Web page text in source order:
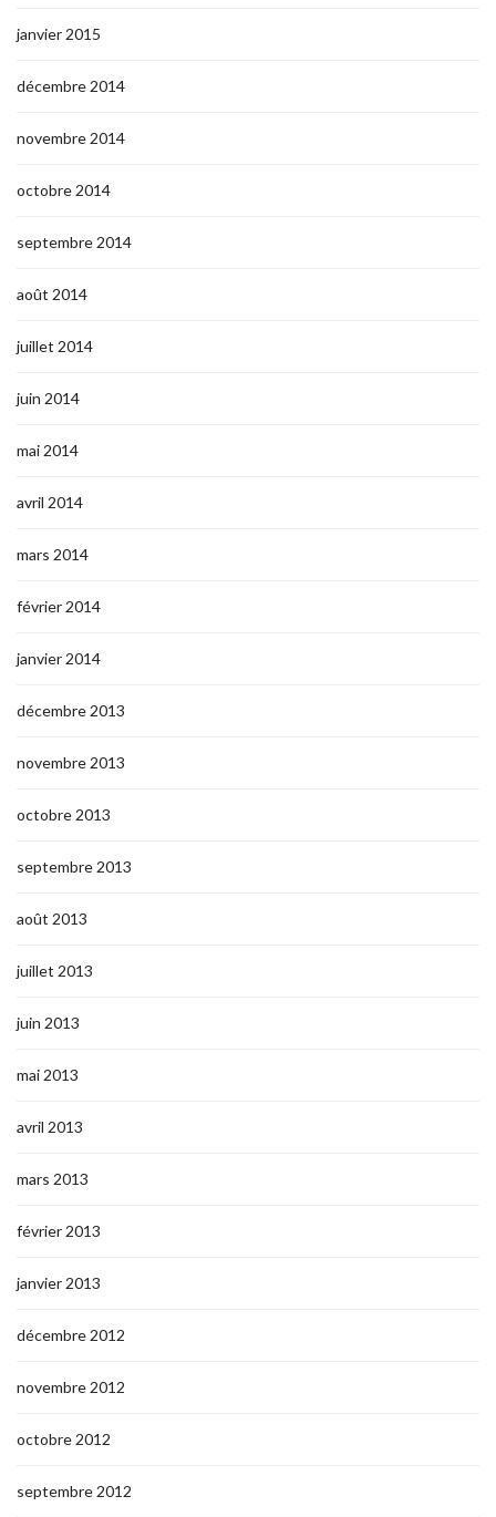
janvier 2015
décembre 2014
novembre 2014
octobre 2014
septembre 2014
août 2014
juillet 2014
juin 2014
mai 2014
avril 2014
mars 2014
février 2014
janvier 2014
décembre 2013
novembre 2013
octobre 2013
septembre 2013
août 2013
juillet 2013
juin 2013
mai 2013
avril 2013
mars 2013
février 2013
janvier 2013
décembre 2012
novembre 2012
octobre 2012
septembre 2012